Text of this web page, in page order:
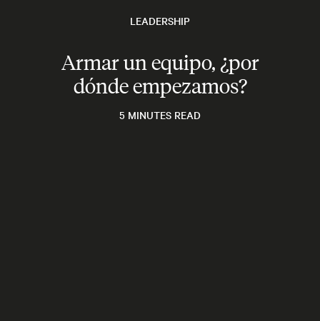
LEADERSHIP
Armar un equipo, ¿por
dónde empezamos?
5 MINUTES READ